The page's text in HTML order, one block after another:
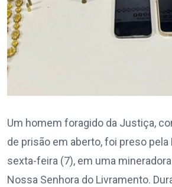
Um homem foragido da Justiça,
de prisão em aberto, foi preso pela
sexta-feira (7), em uma
Nossa Senhora do Livramento.